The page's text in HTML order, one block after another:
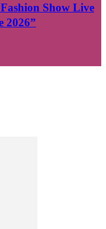
Show Live
2026”